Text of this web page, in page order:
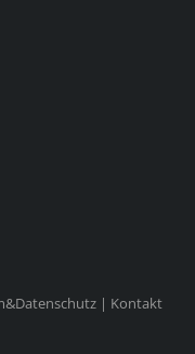
| Kontakt